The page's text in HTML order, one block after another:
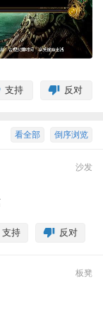
反对
支持
倒序浏览
看全部
沙发
反对
支持
板凳